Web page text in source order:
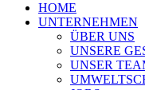
HOME
UNTERNEHMEN
ÜBER UNS
UNSERE
UNSER